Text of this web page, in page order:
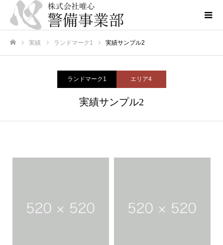
実績 ランドマーク1 実績サンプル2
ランドマーク1 エリア4
実績サンプル2